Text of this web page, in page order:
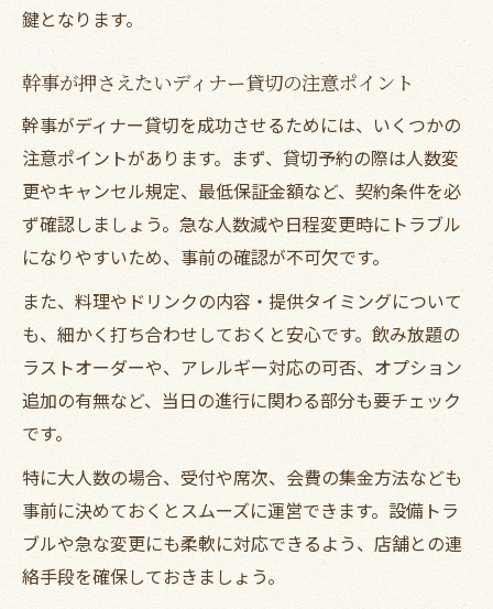
鍵となります。
幹事が押さえたいディナー貸切の注意ポイント
幹事がディナー貸切を成功させるためには、いくつかの
注意ポイントがあります。まず、貸切予約の際は人数変
更やキャンセル規定、最低保証金額など、契約条件を必
ず確認しましょう。急な人数減や日程変更時にトラブル
になりやすいため、事前の確認が不可欠です。
また、料理やドリンクの内容・提供タイミングについて
も、細かく打ち合わせしておくと安心です。飲み放題の
ラストオーダーや、アレルギー対応の可否、オプション
追加の有無など、当日の進行に関わる部分も要チェック
です。
特に大人数の場合、受付や席次、会費の集金方法なども
事前に決めておくとスムーズに運営できます。設備トラ
ブルや急な変更にも柔軟に対応できるよう、店舗との連
絡手段を確保しておきましょう。